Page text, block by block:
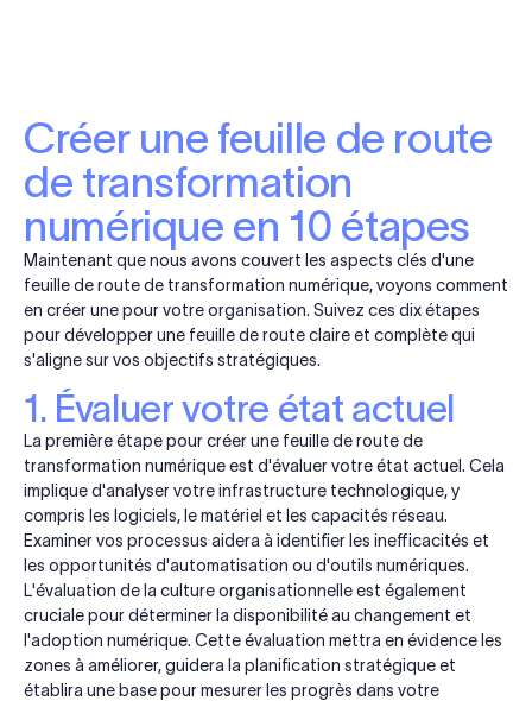
Créer une feuille de route
de transformation
numérique en 10 étapes
Maintenant que nous avons couvert les aspects clés d'une
feuille de route de transformation numérique, voyons comment
en créer une pour votre organisation. Suivez ces dix étapes
pour développer une feuille de route claire et complète qui
s'aligne sur vos objectifs stratégiques.
1. Évaluer votre état actuel
La première étape pour créer une feuille de route de
transformation numérique est d'évaluer votre état actuel. Cela
implique d'analyser votre infrastructure technologique, y
compris les logiciels, le matériel et les capacités réseau.
Examiner vos processus aidera à identifier les inefficacités et
les opportunités d'automatisation ou d'outils numériques.
L'évaluation de la culture organisationnelle est également
cruciale pour déterminer la disponibilité au changement et
l'adoption numérique. Cette évaluation mettra en évidence les
zones à améliorer, guidera la planification stratégique et
établira une base pour mesurer les progrès dans votre